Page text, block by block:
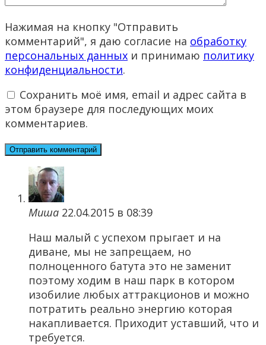
Нажимая на кнопку "Отправить
комментарий", я даю согласие на обработку
персональных данных и принимаю политику
конфиденциальности.
Сохранить моё имя, email и адрес сайта в
этом браузере для последующих моих
комментариев.
Миша 22.04.2015 в 08:39
Наш малый с успехом прыгает и на
диване, мы не запрещаем, но
полноценного батута это не заменит
поэтому ходим в наш парк в котором
изобилие любых аттракционов и можно
потратить реально энергию которая
накапливается. Приходит уставший, что и
требуется.